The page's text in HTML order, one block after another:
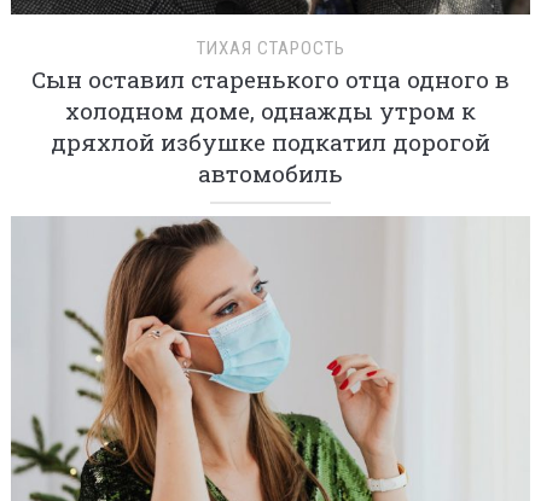
ТИХАЯ СТАРОСТЬ
Сын оставил старенького отца одного в
холодном доме, однажды утром к
дряхлой избушке подкатил дорогой
автомобиль